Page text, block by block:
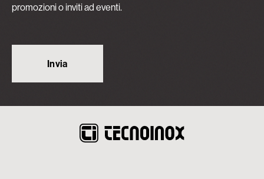
promozioni o inviti ad eventi.